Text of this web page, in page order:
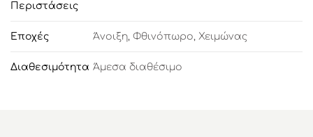
Περιστάσεις
Εποχές Άνοιξη, Φθινόπωρο, Χειμώνας
Διαθεσιμότητα Άμεσα διαθέσιμο